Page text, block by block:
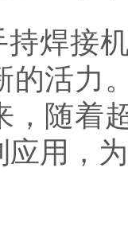
接机
的活力
，随着
应用，